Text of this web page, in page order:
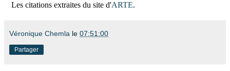
Les citations extraites du site d'ARTE.
Véronique Chemla le 07:51:00
Partager